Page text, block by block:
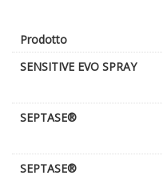
Prodotto
SENSITIVE EVO SPRAY
SEPTASE®
SEPTASE®